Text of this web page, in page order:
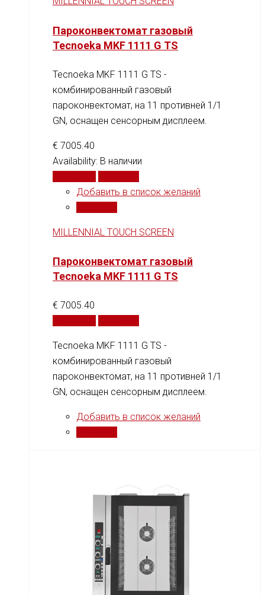
Пароконвектомат газовый
Tecnoeka MKF 1111 G TS
Tecnoeka MKF 1111 G TS -
комбинированный газовый
пароконвектомат, на 11 противней 1/1
GN, оснащен сенсорным дисплеем.
€ 7005.40
Availability: В наличии
Добавить в список желаний
MILLENNIAL TOUCH SCREEN
Пароконвектомат газовый
Tecnoeka MKF 1111 G TS
€ 7005.40
Tecnoeka MKF 1111 G TS -
комбинированный газовый
пароконвектомат, на 11 противней 1/1
GN, оснащен сенсорным дисплеем.
Добавить в список желаний